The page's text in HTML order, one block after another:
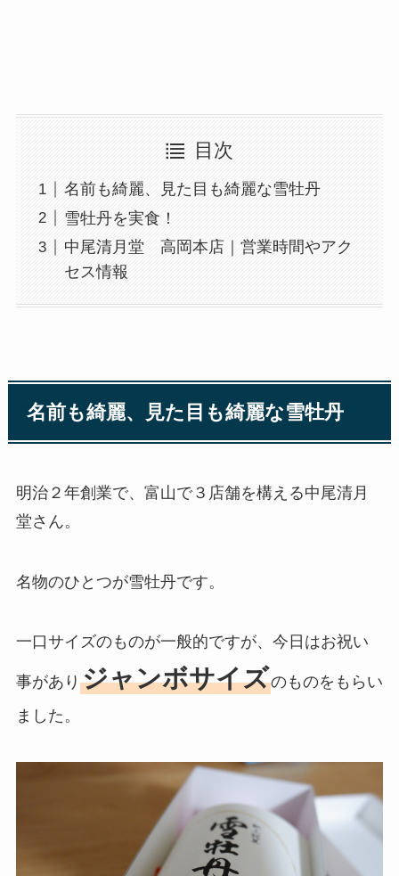
目次
名前も綺麗、見た目も綺麗な雪牡丹
雪牡丹を実食！
中尾清月堂 高岡本店｜営業時間やアク
セス情報
名前も綺麗、見た目も綺麗な雪牡丹
明治２年創業で、富山で３店舗を構える中尾清月
堂さん。
名物のひとつが雪牡丹です。
一口サイズのものが一般的ですが、今日はお祝い
事があり ジャンボサイズのものをもらい
ました。